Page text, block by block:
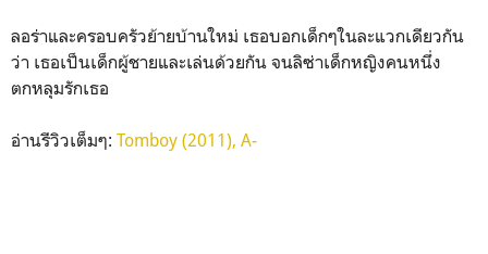
ลอร่าและครอบครัวย้ายบ้านใหม่ เธอบอกเด็กๆในละแวกเดียวกัน
ว่า เธอเป็นเด็กผู้ชายและเล่นด้วยกัน จนลิซ่าเด็กหญิงคนหนึ่ง
ตกหลุมรักเธอ
อ่านรีวิวเต็มๆ: Tomboy (2011), A-